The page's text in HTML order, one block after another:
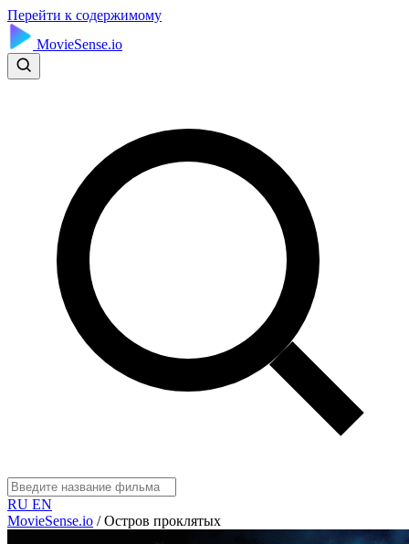
Перейти к содержимому
MovieSense.io
RU EN
MovieSense.io / Остров проклятых